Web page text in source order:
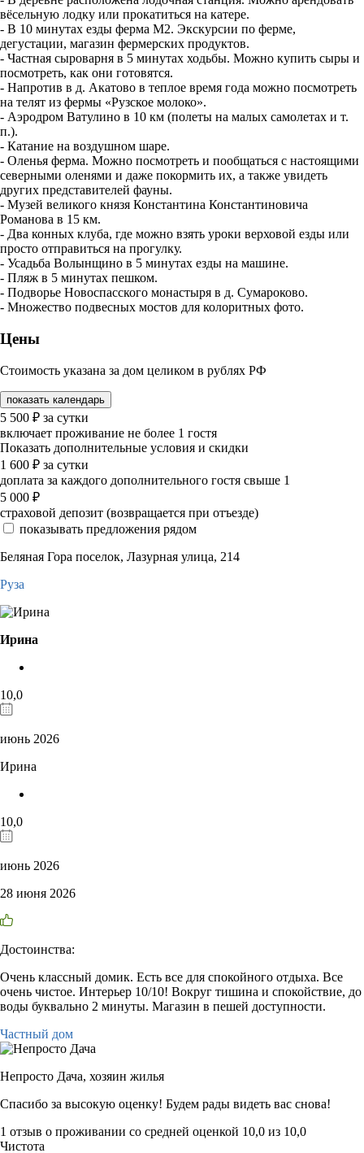
вёсельную лодку или прокатиться на катере.
- В 10 минутах езды ферма М2. Экскурсии по ферме,
дегустации, магазин фермерских продуктов.
- Частная сыроварня в 5 минутах ходьбы. Можно купить сыры и
посмотреть, как они готовятся.
- Напротив в д. Акатово в теплое время года можно посмотреть
на телят из фермы «Рузское молоко».
- Аэродром Ватулино в 10 км (полеты на малых самолетах и т.
п.).
- Катание на воздушном шаре.
- Оленья ферма. Можно посмотреть и пообщаться с настоящими
северными оленями и даже покормить их, а также увидеть
других представителей фауны.
- Музей великого князя Константина Константиновича
Романова в 15 км.
- Два конных клуба, где можно взять уроки верховой езды или
просто отправиться на прогулку.
- Усадьба Волынщино в 5 минутах езды на машине.
- Пляж в 5 минутах пешком.
- Подворье Новоспасского монастыря в д. Сумароково.
- Множество подвесных мостов для колоритных фото.
Цены
Стоимость указана за дом целиком в рублях РФ
показать календарь
5 500 ₽ за сутки
включает проживание не более 1 гостя
Показать дополнительные условия и скидки
1 600 ₽ за сутки
доплата за каждого дополнительного гостя свыше 1
5 000 ₽
страховой депозит (возвращается при отъезде)
показывать предложения рядом
Беляная Гора поселок, Лазурная улица, 214
Руза
Ирина
10,0
июнь 2026
Ирина
10,0
июнь 2026
28 июня 2026
Достоинства:
Очень классный домик. Есть все для спокойного отдыха. Все
очень чистое. Интерьер 10/10! Вокруг тишина и спокойствие, до
воды буквально 2 минуты. Магазин в пешей доступности.
Частный дом
Непросто Дача, хозяин жилья
Спасибо за высокую оценку! Будем рады видеть вас снова!
1 отзыв о проживании со средней оценкой 10,0 из 10,0
Чистота